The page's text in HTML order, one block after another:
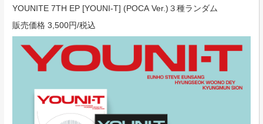
YOUNITE 7TH EP [YOUNI-T] (POCA Ver.)３種ランダム
販売価格 3,500円/税込